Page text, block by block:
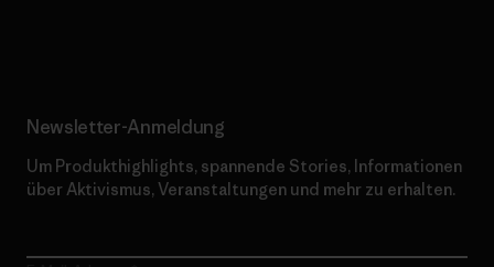
Newsletter-Anmeldung
Um Produkthighlights, spannende Stories, Informationen
über Aktivismus, Veranstaltungen und mehr zu erhalten.